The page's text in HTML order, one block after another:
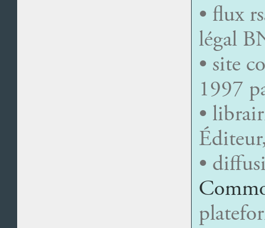
• flux
légal
• site
1997
•
•